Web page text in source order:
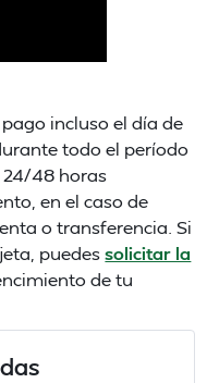
incluso el día de
todo el período
24/48 horas
en el caso de
o transferencia. Si
puedessolicitar la
de tu